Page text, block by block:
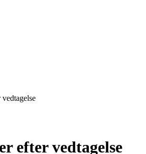
vedtagelse
efter vedtagelse